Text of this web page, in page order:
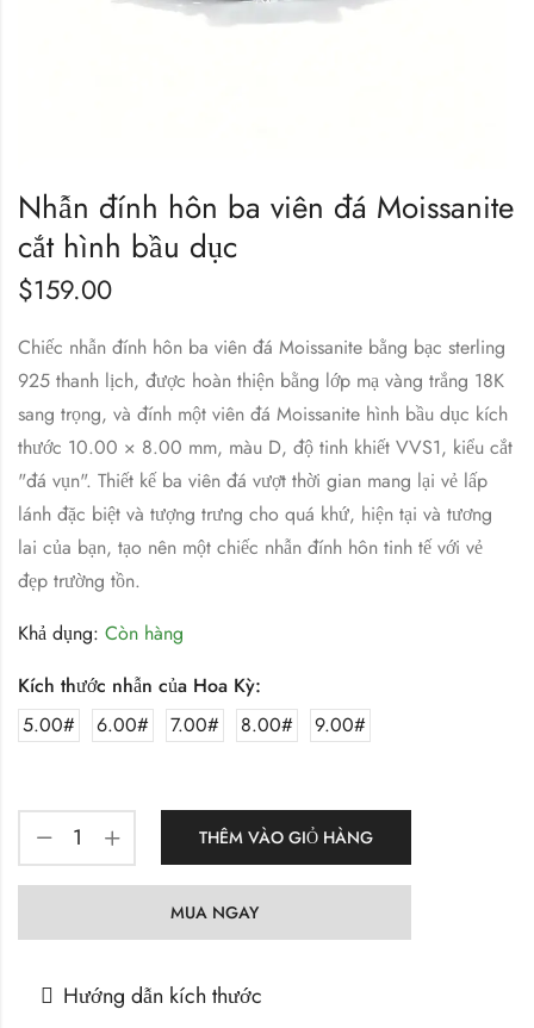
Nhẫn đính hôn ba viên đá Moissanite
cắt hình bầu dục
$159.00
Chiếc nhẫn đính hôn ba viên đá Moissanite bằng bạc sterling
925 thanh lịch, được hoàn thiện bằng lớp mạ vàng trắng 18K
sang trọng, và đính một viên đá Moissanite hình bầu dục kích
thước 10.00 × 8.00 mm, màu D, độ tinh khiết VVS1, kiểu cắt
"đá vụn". Thiết kế ba viên đá vượt thời gian mang lại vẻ lấp
lánh đặc biệt và tượng trưng cho quá khứ, hiện tại và tương
lai của bạn, tạo nên một chiếc nhẫn đính hôn tinh tế với vẻ
đẹp trường tồn.
Khả dụng: Còn hàng
Kích thước nhẫn của Hoa Kỳ:
5.00#
6.00# 7.00# 8.00# 9.00#
THÊM VÀO GIỎ HÀNG
MUA NGAY
Hướng dẫn kích thước